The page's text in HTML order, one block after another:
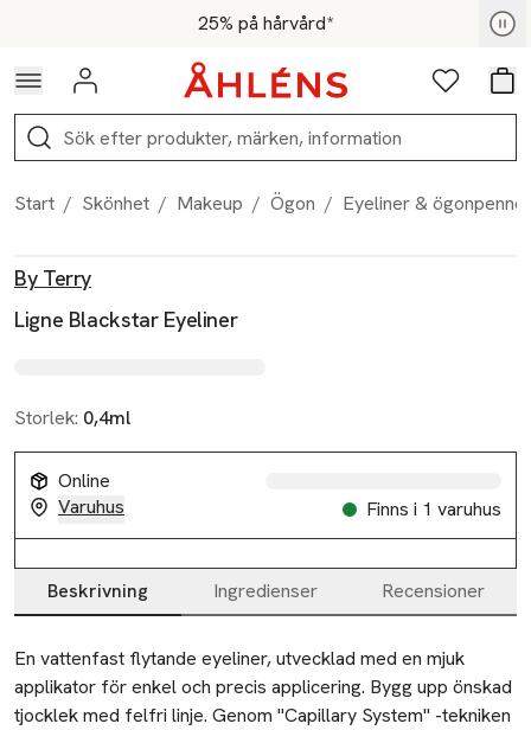
Hoppa till navigationsmenyn25% på hårvård*
För medlemmar - Shoppa nu
Logga in Favoriter
Sök
Start / Skönhet / Makeup / Ögon / Eyeliner & ögonpennor
By Terry
Ligne Blackstar Eyeliner
Storlek: 0,4ml
Online
Varuhus
Finns i 1 varuhus
Beskrivning Ingredienser Recensioner
Beskrivning
En vattenfast flytande eyeliner, utvecklad med en mjuk
applikator för enkel och precis applicering. Bygg upp önskad
tjocklek med felfri linje. Genom "Capillary System" -tekniken